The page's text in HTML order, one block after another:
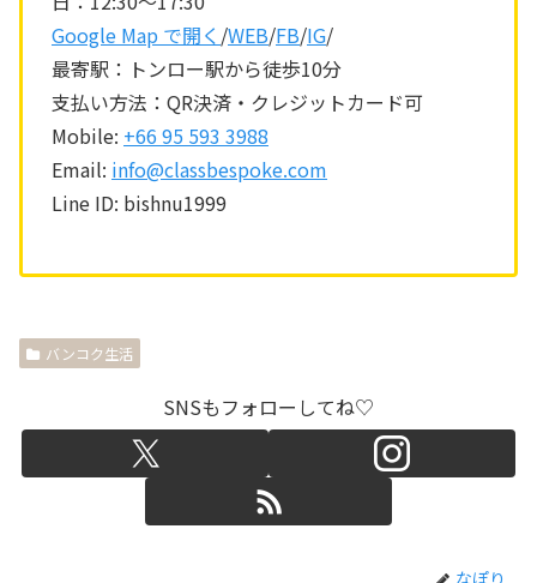
Google Map で開く /WEB/FB/IG/
最寄駅：トンロー駅から徒歩10分
支払い方法：QR決済・クレジットカード可
Mobile: +66 95 593 3988
Email: info@classbespoke.com
Line ID: bishnu1999
バンコク生活
SNSもフォローしてね♡
なぽり